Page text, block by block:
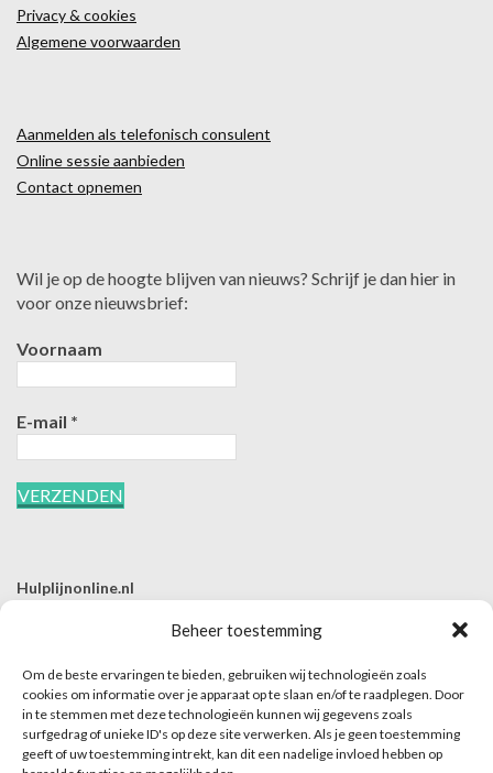
Beheer toestemming
Om de beste ervaringen te bieden, gebruiken wij technologieën zoals
cookies om informatie over je apparaat op te slaan en/of te raadplegen. Door
in te stemmen met deze technologieën kunnen wij gegevens zoals
surfgedrag of unieke ID's op deze site verwerken. Als je geen toestemming
geeft of uw toestemming intrekt, kan dit een nadelige invloed hebben op
Privacy & cookies
Algemene voorwaarden
Aanmelden als telefonisch consulent
Online sessie aanbieden
Contact opnemen
Wil je op de hoogte blijven van nieuws? Schrijf je dan hier in
voor onze nieuwsbrief:
Voornaam
E-mail *
Hulplijnonline.nl
E | info@hulplijnonline.nl
Contactformulier
Over Hulplijnonline.nl
Het team van Hulplijnonline.nl